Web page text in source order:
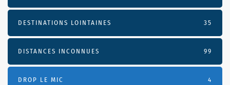
DESTINATIONS LOINTAINES 35
DISTANCES INCONNUES 99
DROP LE MIC 4